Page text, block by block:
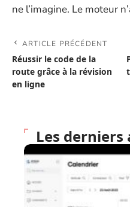
ne l’imagine. Le moteur
ARTICLE PRÉCÉDENT
Réussir le code de la
route grâce à la révision
en ligne
Les derniers